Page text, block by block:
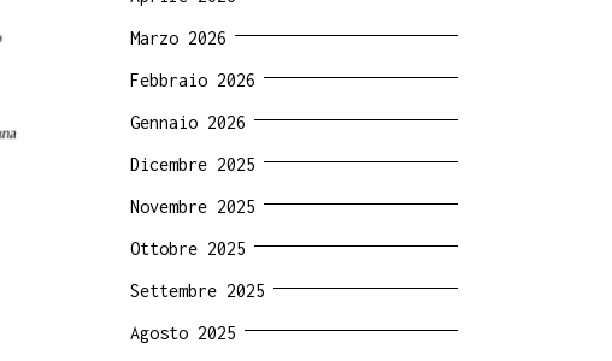
Marzo 2026
Febbraio 2026
Gennaio 2026
Dicembre 2025
Novembre 2025
Ottobre 2025
Settembre 2025
Agosto 2025